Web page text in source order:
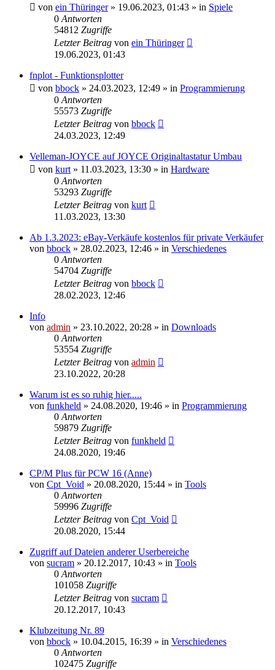
von ein Thüringer» 19.06.2023, 01:43 » in Spiele
0 Antworten
54812 Zugriffe
Letzter Beitrag von ein Thüringer
19.06.2023, 01:43
fnplot - Funktionsplotter
von bbock » 24.03.2023, 12:49 » in Programmierung
0 Antworten
55573 Zugriffe
Letzter Beitrag von bbock
24.03.2023, 12:49
Velleman-JOYCE auf JOYCE Originaltastatur Umbau
von kurt » 11.03.2023, 13:30 » in Hardware
0 Antworten
53293 Zugriffe
Letzter Beitrag von kurt
11.03.2023, 13:30
Ab 1.3.2023: eBay-Verkäufe kostenlos für private Verkäufer
von bbock » 28.02.2023, 12:46 » in Verschiedenes
0 Antworten
54704 Zugriffe
Letzter Beitrag von bbock
28.02.2023, 12:46
Info
von admin » 23.10.2022, 20:28 » in Downloads
0 Antworten
53554 Zugriffe
Letzter Beitrag von admin
23.10.2022, 20:28
Warum ist es so ruhig hier.....
von funkheld » 24.08.2020, 19:46 » in Programmierung
0 Antworten
59879 Zugriffe
Letzter Beitrag von funkheld
24.08.2020, 19:46
CP/M Plus für PCW 16 (Anne)
von Cpt_Void » 20.08.2020, 15:44 » in Tools
0 Antworten
59996 Zugriffe
Letzter Beitrag von Cpt_Void
20.08.2020, 15:44
Zugriff auf Dateien anderer Userbereiche
von sucram » 20.12.2017, 10:43 » in Tools
0 Antworten
101058 Zugriffe
Letzter Beitrag von sucram
20.12.2017, 10:43
Klubzeitung Nr. 89
von bbock » 10.04.2015, 16:39 » in Verschiedenes
0 Antworten
102475 Zugriffe